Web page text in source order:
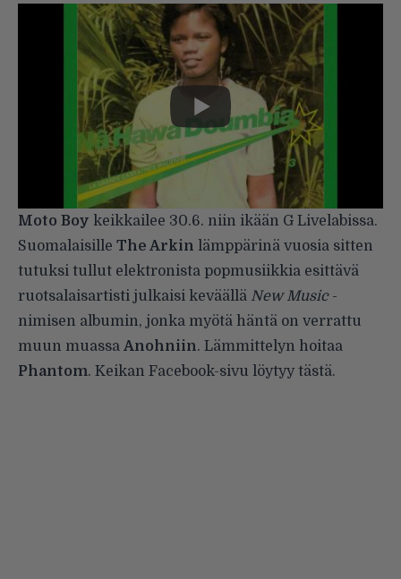
Moto Boy keikkailee 30.6. niin ikään G Livelabissa.
Suomalaisille The Arkin lämppärinä vuosia sitten
tutuksi tullut elektronista popmusiikkia esittävä
ruotsalaisartisti julkaisi keväällä New Music-
nimisen albumin, jonka myötä häntä on verrattu
muun muassa Anohniin. Lämmittelyn hoitaa
Phantom. Keikan Facebook-sivu löytyy tästä.